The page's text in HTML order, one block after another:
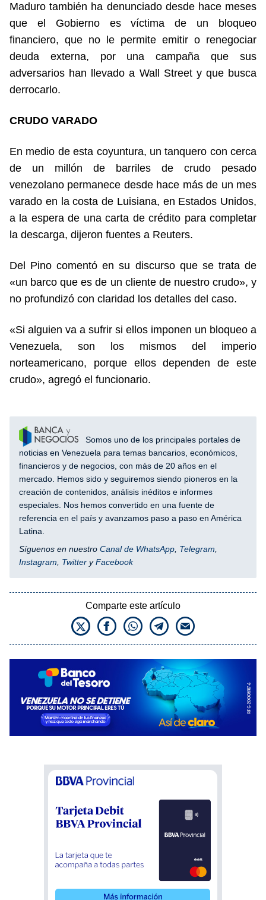
Maduro también ha denunciado desde hace meses
que el Gobierno es víctima de un bloqueo
financiero, que no le permite emitir o renegociar
deuda externa, por una campaña que sus
adversarios han llevado a Wall Street y que busca
derrocarlo.
CRUDO VARADO
En medio de esta coyuntura, un tanquero con cerca
de un millón de barriles de crudo pesado
venezolano permanece desde hace más de un mes
varado en la costa de Luisiana, en Estados Unidos,
a la espera de una carta de crédito para completar
la descarga, dijeron fuentes a Reuters.
Del Pino comentó en su discurso que se trata de
«un barco que es de un cliente de nuestro crudo», y
no profundizó con claridad los detalles del caso.
«Si alguien va a sufrir si ellos imponen un bloqueo a
Venezuela, son los mismos del imperio
norteamericano, porque ellos dependen de este
crudo», agregó el funcionario.
Somos uno de los principales portales de
noticias en Venezuela para temas bancarios, económicos,
financieros y de negocios, con más de 20 años en el
mercado. Hemos sido y seguiremos siendo pioneros en la
creación de contenidos, análisis inéditos e informes
especiales. Nos hemos convertido en una fuente de
referencia en el país y avanzamos paso a paso en América
Latina.
Síguenos en nuestro Canal de WhatsApp, Telegram,
Instagram, Twitter yFacebook
Comparte este artículo